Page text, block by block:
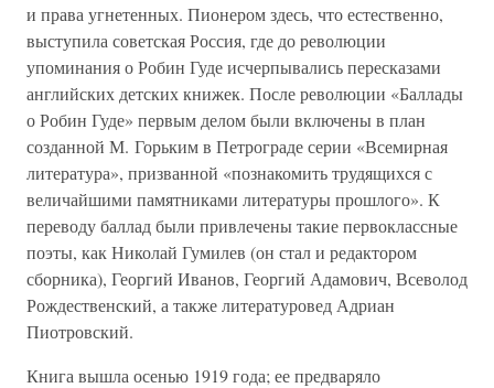
и права угнетенных. Пионером здесь, что естественно,
выступила советская Россия, где до революции
упоминания о Робин Гуде исчерпывались пересказами
английских детских книжек. После революции «Баллады
о Робин Гуде» первым делом были включены в план
созданной М. Горьким в Петрограде серии «Всемирная
литература», призванной «познакомить трудящихся с
величайшими памятниками литературы прошлого». К
переводу баллад были привлечены такие первоклассные
поэты, как Николай Гумилев (он стал и редактором
сборника), Георгий Иванов, Георгий Адамович, Всеволод
Рождественский, а также литературовед Адриан
Пиотровский.
Книга вышла осенью 1919 года; ее предваряло